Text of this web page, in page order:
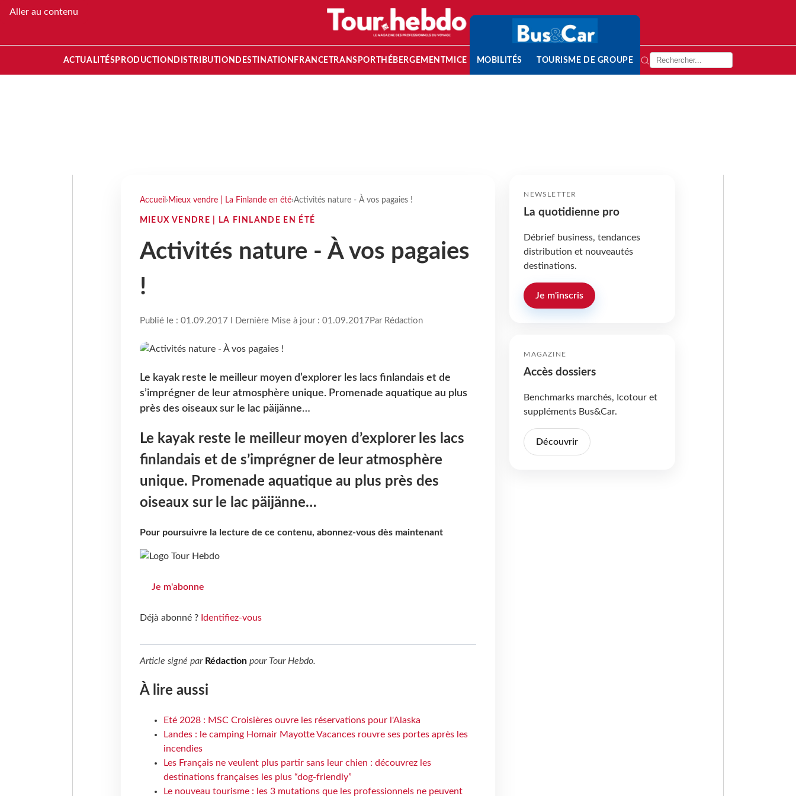
Aller au contenu
ACTUALITÉS PRODUCTION DISTRIBUTION DESTINATION FRANCETRANSPORT HÉBERGEMENTMICE MOBILITÉS TOURISME DE GROUPE
Accueil › Mieux vendre | La Finlande en été›Activités nature - À vos pagaies !
MIEUX VENDRE | LA FINLANDE EN ÉTÉ
Activités nature - À vos pagaies
!
Publié le : 01.09.2017 I Dernière Mise à jour : 01.09.2017 Par Rédaction
Le kayak reste le meilleur moyen d’explorer les lacs finlandais et de
s’imprégner de leur atmosphère unique. Promenade aquatique au plus
près des oiseaux sur le lac päijänne…
Le kayak reste le meilleur moyen d’explorer les lacs
finlandais et de s’imprégner de leur atmosphère
unique. Promenade aquatique au plus près des
oiseaux sur le lac päijänne…
Pour poursuivre la lecture de ce contenu, abonnez-vous dès maintenant
Je m'abonne
Déjà abonné ? Identifiez-vous
Article signé par Rédactionpour Tour Hebdo.
À lire aussi
Eté 2028 : MSC Croisières ouvre les réservations pour l'Alaska
Landes : le camping Homair Mayotte Vacances rouvre ses portes après les
incendies
Les Français ne veulent plus partir sans leur chien : découvrez les
destinations françaises les plus “dog-friendly”
Le nouveau tourisme : les 3 mutations que les professionnels ne peuvent
NEWSLETTER
La quotidienne pro
Débrief business, tendances
distribution et nouveautés
destinations.
Je m'inscris
MAGAZINE
Accès dossiers
Benchmarks marchés, Icotour et
suppléments Bus&Car.
Découvrir